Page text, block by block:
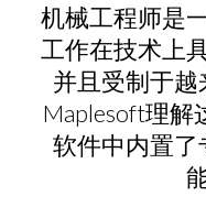
机械工程师是
工作在技术上
并且受制于越
Maplesoft理解
软件中内置了